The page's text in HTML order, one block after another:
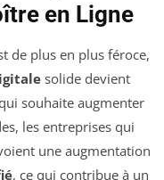
en Ligne
de plus en plus féroce,
solide devient
souhaite augmenter
les entreprises qui
une augmentation
, ce qui contribue à un